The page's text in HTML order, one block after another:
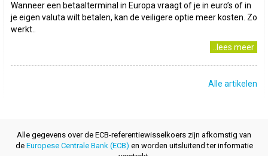
Wanneer een betaalterminal in Europa vraagt of je in euro’s of in
je eigen valuta wilt betalen, kan de veiligere optie meer kosten. Zo
werkt..
..lees meer
Alle artikelen
Alle gegevens over de ECB-referentiewisselkoers zijn afkomstig van
de Europese Centrale Bank (ECB) en worden uitsluitend ter informatie